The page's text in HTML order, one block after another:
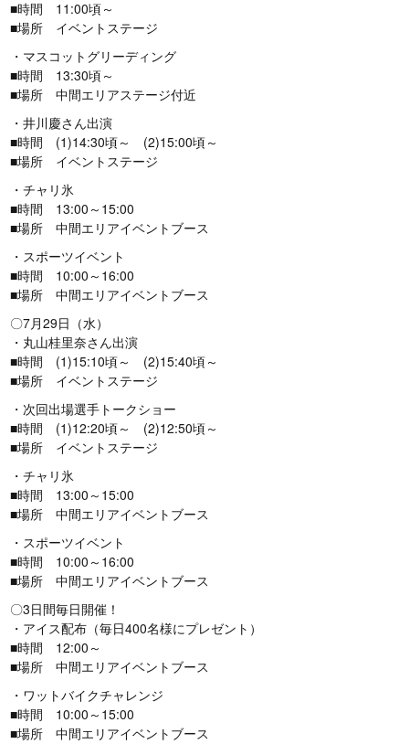
■時間 11:00頃～
■場所 イベントステージ
・マスコットグリーディング
■時間 13:30頃～
■場所 中間エリアステージ付近
・井川慶さん出演
■時間 (1)14:30頃～ (2)15:00頃～
■場所 イベントステージ
・チャリ氷
■時間 13:00～15:00
■場所 中間エリアイベントブース
・スポーツイベント
■時間 10:00～16:00
■場所 中間エリアイベントブース
〇7月29日（水）
・丸山桂里奈さん出演
■時間 (1)15:10頃～ (2)15:40頃～
■場所 イベントステージ
・次回出場選手トークショー
■時間 (1)12:20頃～ (2)12:50頃～
■場所 イベントステージ
・チャリ氷
■時間 13:00～15:00
■場所 中間エリアイベントブース
・スポーツイベント
■時間 10:00～16:00
■場所 中間エリアイベントブース
〇3日間毎日開催！
・アイス配布（毎日400名様にプレゼント）
■時間 12:00～
■場所 中間エリアイベントブース
・ワットバイクチャレンジ
■時間 10:00～15:00
■場所 中間エリアイベントブース